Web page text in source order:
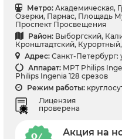
Метро: Академическая,
Озерки, Парнас, Площадь
Проспект Просвещения
Район: Выборгский,
Кронштадтский,
Адрес: Санкт-Петербург:
Аппарат: МРТ Philips
Philips Ingenia 128 срезов
Режим работы:
Лицензия
проверена
Акция на